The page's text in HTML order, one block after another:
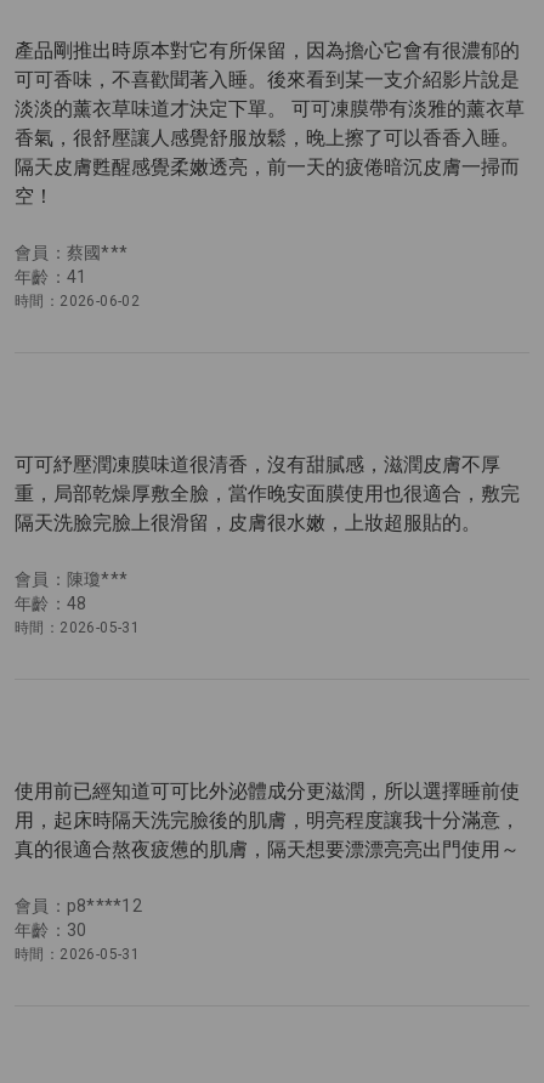
會員：蔡國***
年齡：41
時間：2026-06-02
產品剛推出時原本對它有所保留，因為擔心它會有很濃郁的
可可香味，不喜歡聞著入睡。後來看到某一支介紹影片說是
淡淡的薰衣草味道才決定下單。 可可凍膜帶有淡雅的薰衣草
香氣，很舒壓讓人感覺舒服放鬆，晚上擦了可以香香入睡。
隔天皮膚甦醒感覺柔嫩透亮，前一天的疲倦暗沉皮膚一掃而
空！
會員：陳瓊***
年齡：48
時間：2026-05-31
可可紓壓潤凍膜味道很清香，沒有甜膩感，滋潤皮膚不厚
重，局部乾燥厚敷全臉，當作晚安面膜使用也很適合，敷完
隔天洗臉完臉上很滑留，皮膚很水嫩，上妝超服貼的。
會員：p8****12
年齡：30
時間：2026-05-31
使用前已經知道可可比外泌體成分更滋潤，所以選擇睡前使
用，起床時隔天洗完臉後的肌膚，明亮程度讓我十分滿意，
真的很適合熬夜疲憊的肌膚，隔天想要漂漂亮亮出門使用～